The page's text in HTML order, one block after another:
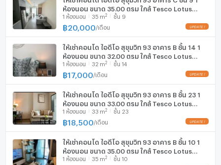
ห้องนอน ขนาด 35.00 ตรม ใกล้ Tesco Lotus
อ่อนนุช
1 ห้องนอน 35 m2 ชั้น 9
฿20,000 /เดือน
ให้เช่าคอนโด ไอดีโอ สุขุมวิท 93 อาคาร B ชั้น 14 1
ห้องนอน ขนาด 32.00 ตรม ใกล้ Tesco Lotus
อ่อนนุช
1 ห้องนอน 32 m2 ชั้น 14
฿17,000 /เดือน
ให้เช่าคอนโด ไอดีโอ สุขุมวิท 93 อาคาร B ชั้น 23 1
ห้องนอน ขนาด 33.00 ตรม ใกล้ Tesco Lotus
อ่อนนุช
1 ห้องนอน 33 m2 ชั้น 23
฿18,500 /เดือน
ให้เช่าคอนโด ไอดีโอ สุขุมวิท 93 อาคาร B ชั้น 10 1
ห้องนอน ขนาด 35.00 ตรม ใกล้ Tesco Lotus
อ่อนนุช
1 ห้องนอน 35 m2 ชั้น 10